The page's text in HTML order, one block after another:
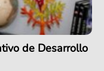
de Desarrollo